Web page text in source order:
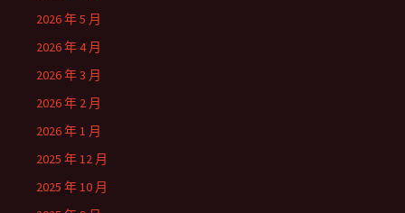
2026 年 5 月
2026 年 4 月
2026 年 3 月
2026 年 2 月
2026 年 1 月
2025 年 12 月
2025 年 10 月